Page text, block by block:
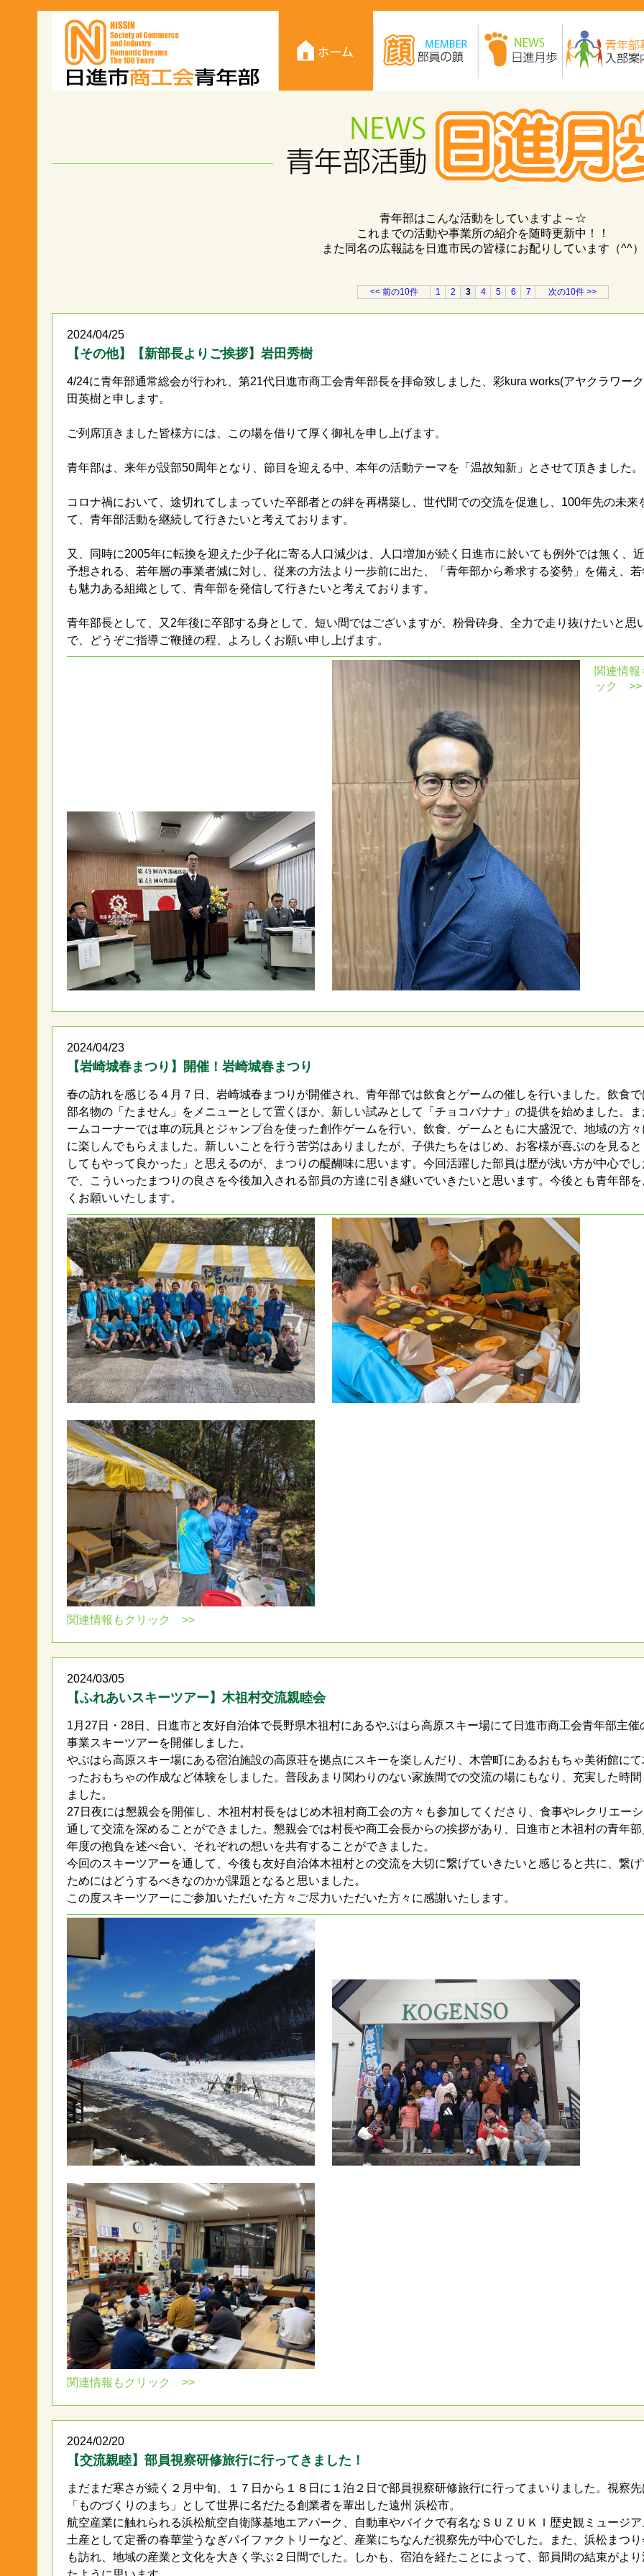
青年部はこんな活動をしていますよ～☆
これまでの活動や事業所の紹介を随時更新中！！
また同名の広報誌を日進市民の皆様にお配りしています（^^）
<< 前の10件 1 2 3 4 5 6 7 次の10件 >>
2024/04/25
【その他】【新部長よりご挨拶】岩田秀樹
4/24に青年部通常総会が行われ、第21代日進市商工会青年部長を拝命致しました、彩kura works(アヤクラワー
田英樹と申します。
ご列席頂きました皆様方には、この場を借りて厚く御礼を申し上げます。
青年部は、来年が設部50周年となり、節目を迎える中、本年の活動テーマを「温故知新」とさせて頂きました。
コロナ禍において、途切れてしまっていた卒部者との絆を再構築し、世代間での交流を促進し、100年先の未来
て、青年部活動を継続して行きたいと考えております。
又、同時に2005年に転換を迎えた少子化に寄る人口減少は、人口増加が続く日進市に於いても例外では無く、
予想される、若年層の事業者減に対し、従来の方法より一歩前に出た、「青年部から希求する姿勢」を備え、
も魅力ある組織として、青年部を発信して行きたいと考えております。
青年部長として、又2年後に卒部する身として、短い間ではございますが、粉骨砕身、全力で走り抜けたいと思
で、どうぞご指導ご鞭撻の程、よろしくお願い申し上げます。
関連情報
ック >>
2024/04/23
【岩崎城春まつり】開催！岩崎城春まつり
春の訪れを感じる４月７日、岩崎城春まつりが開催され、青年部では飲食とゲームの催しを行いました。飲食
部名物の「たません」をメニューとして置くほか、新しい試みとして「チョコバナナ」の提供を始めました。
ームコーナーでは車の玩具とジャンプ台を使った創作ゲームを行い、飲食、ゲームともに大盛況で、地域の方
に楽しんでもらえました。新しいことを行う苦労はありましたが、子供たちをはじめ、お客様が喜ぶのを見る
してもやって良かった」と思えるのが、まつりの醍醐味に思います。今回活躍した部員は歴が浅い方が中心で
で、こういったまつりの良さを今後加入される部員の方達に引き継いでいきたいと思います。今後とも青年部
くお願いいたします。
関連情報もクリック >>
2024/03/05
【ふれあいスキーツアー】木祖村交流親睦会
1月27日・28日、日進市と友好自治体で長野県木祖村にあるやぶはら高原スキー場にて日進市商工会青年部主催
事業スキーツアーを開催しました。
やぶはら高原スキー場にある宿泊施設の高原荘を拠点にスキーを楽しんだり、木曽町にあるおもちゃ美術館に
ったおもちゃの作成など体験をしました。普段あまり関わりのない家族間での交流の場にもなり、充実した時
ました。
27日夜には懇親会を開催し、木祖村村長をはじめ木祖村商工会の方々も参加してくださり、食事やレクリエー
通して交流を深めることができました。懇親会では村長や商工会長からの挨拶があり、日進市と木祖村の青年
年度の抱負を述べ合い、それぞれの想いを共有することができました。
今回のスキーツアーを通して、今後も友好自治体木祖村との交流を大切に繋げていきたいと感じると共に、繋
ためにはどうするべきなのかが課題となると思いました。
この度スキーツアーにご参加いただいた方々ご尽力いただいた方々に感謝いたします。
関連情報もクリック >>
2024/02/20
【交流親睦】部員視察研修旅行に行ってきました！
まだまだ寒さが続く２月中旬、１７日から１８日に１泊２日で部員視察研修旅行に行ってまいりました。視察
「ものづくりのまち」として世界に名だたる創業者を輩出した遠州 浜松市。
航空産業に触れられる浜松航空自衛隊基地エアパーク、自動車やバイクで有名なＳＵＺＵＫＩ歴史観ミュージ
土産として定番の春華堂うなぎパイファクトリーなど、産業にちなんだ視察先が中心でした。また、浜松まつ
も訪れ、地域の産業と文化を大きく学ぶ２日間でした。しかも、宿泊を経たことによって、部員間の結束がよ